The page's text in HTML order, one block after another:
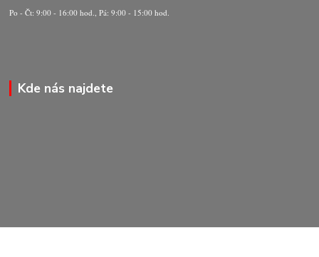
Po - Čt: 9:00 - 16:00 hod., Pá: 9:00 - 15:00 hod.
Kde nás najdete